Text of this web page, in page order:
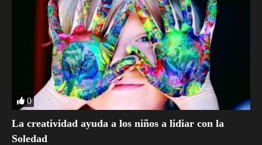
0
La creatividad ayuda a los niños a lidiar con la
Soledad